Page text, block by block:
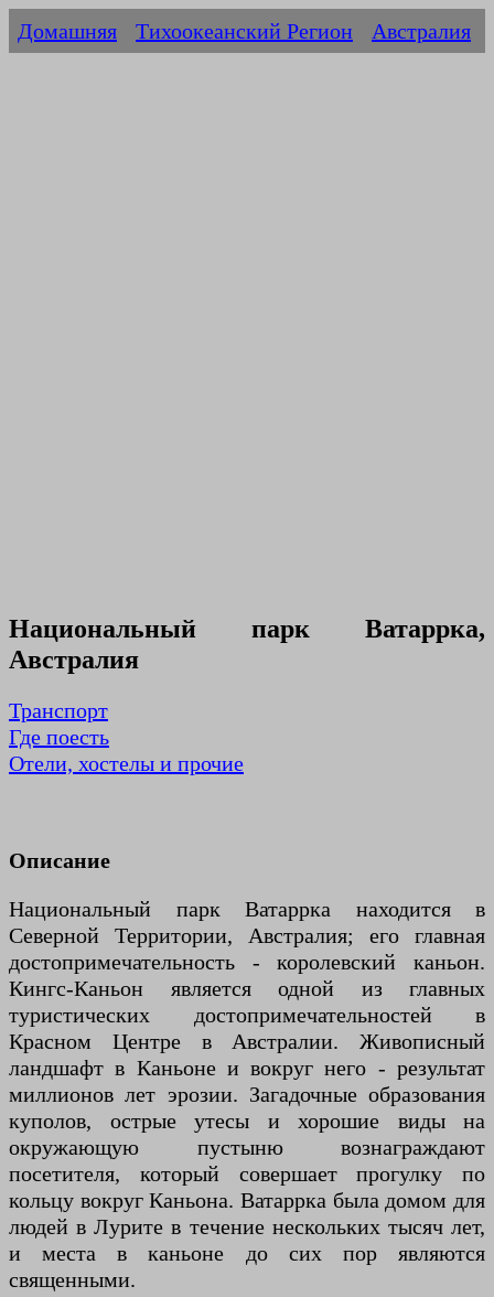
Домашняя Тихоокеанский Регион Австралия
Национальный парк Ватаррка,
Австралия
Транспорт
Где поесть
Отели, хостелы и прочие
Описание
Национальный парк Ватаррка находится в
Северной Территории, Австралия; его главная
достопримечательность - королевский каньон.
Кингс-Каньон является одной из главных
туристических достопримечательностей в
Красном Центре в Австралии. Живописный
ландшафт в Каньоне и вокруг него - результат
миллионов лет эрозии. Загадочные образования
куполов, острые утесы и хорошие виды на
окружающую пустыню вознаграждают
посетителя, который совершает прогулку по
кольцу вокруг Каньона. Ватаррка была домом для
людей в Лурите в течение нескольких тысяч лет,
и места в каньоне до сих пор являются
священными.